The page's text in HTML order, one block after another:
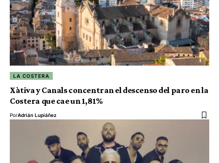
LA COSTERA
Xàtiva y Canals concentran el descenso del paro en la
Costera que cae un 1,81%
PorAdrián Lupiáñez